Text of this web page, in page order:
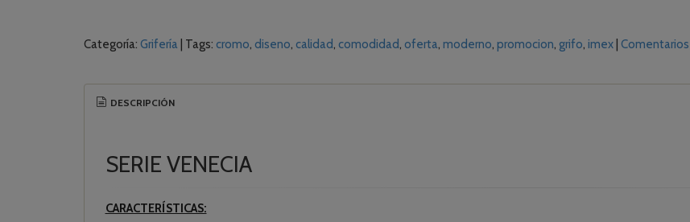
Categoría: Grifería Tags: cromo diseno calidad comodidad oferta moderno promocion grifo imex Comentarios
DESCRIPCIÓN
SERIE VENECIA
CARACTERÍSTICAS: